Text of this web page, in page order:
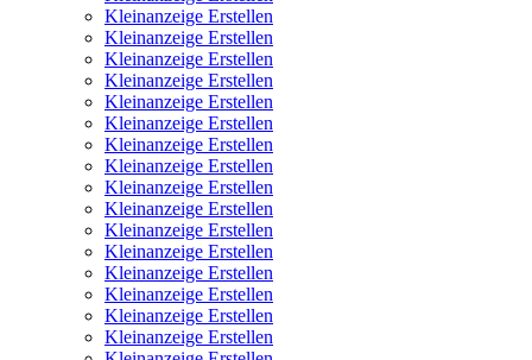
Kleinanzeige Erstellen
Kleinanzeige Erstellen
Kleinanzeige Erstellen
Kleinanzeige Erstellen
Kleinanzeige Erstellen
Kleinanzeige Erstellen
Kleinanzeige Erstellen
Kleinanzeige Erstellen
Kleinanzeige Erstellen
Kleinanzeige Erstellen
Kleinanzeige Erstellen
Kleinanzeige Erstellen
Kleinanzeige Erstellen
Kleinanzeige Erstellen
Kleinanzeige Erstellen
Kleinanzeige Erstellen